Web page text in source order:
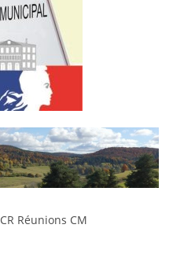
CR Réunions CM